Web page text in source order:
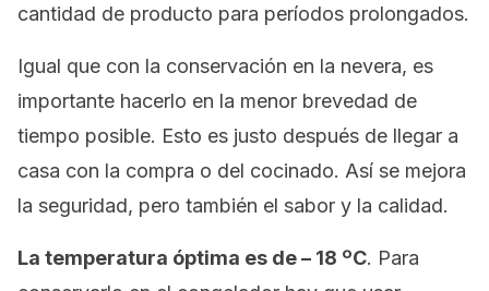
cantidad de producto para períodos prolongados.
Igual que con la conservación en la nevera, es
importante hacerlo en la menor brevedad de
tiempo posible. Esto es justo después de llegar a
casa con la compra o del cocinado. Así se mejora
la seguridad, pero también el sabor y la calidad.
La temperatura óptima es de – 18 ºC. Para